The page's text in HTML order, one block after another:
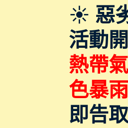
☀️ 惡
活動
熱帶
色暴
即告